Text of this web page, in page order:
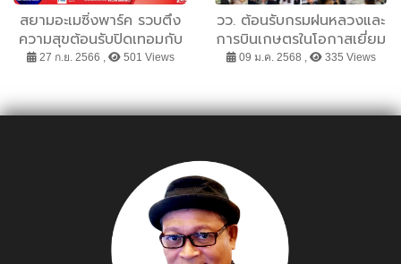
สยามอะเมซิ่งพาร์ค รวบตึง
ความสุขต้อนรับปิดเทอมกับ
เทศกาล Big October
เครื่องเล่นมาตรฐานโลก เช็ค
เวอร์แดนซ์จากชาวกระโปรง
บานขาสั้น ทุกวันเสาร์-
อาทิตย์ ตลอดเดือนตุลาคม
27 ก.ย. 2566 , 501 Views
วว. ต้อนรับกรมฝนหลวงและ
การบินเกษตรในโอกาสเยี่ยม
ชมเครื่องมือ/วิธีการทดสอบ
09 ม.ค. 2568 , 335 Views